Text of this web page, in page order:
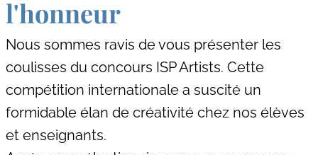
l'honneur
Nous sommes ravis de vous présenter les
coulisses du concours ISP Artists. Cette
compétition internationale a suscité un
formidable élan de créativité chez nos élèves
et enseignants.